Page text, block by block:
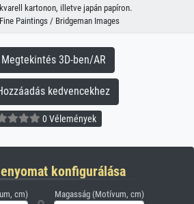
kartonon, illetve japán papíron.
Paintings / Bridgeman Images
Megtekintés 3D-ben/AR
kedvencekhez
0 Vélemények
konfigurálása
cm) Magasság (Motívum, cm)